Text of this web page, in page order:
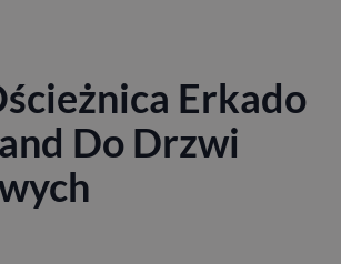
Erkado
Do Drzwi